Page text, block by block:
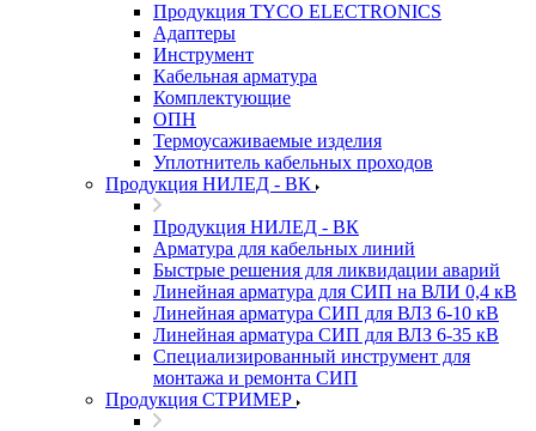
Продукция TYCO ELECTRONICS
Адаптеры
Инструмент
Кабельная арматура
Комплектующие
ОПН
Термоусаживаемые изделия
Уплотнитель кабельных проходов
Продукция НИЛЕД - ВК
Продукция НИЛЕД - ВК
Арматура для кабельных линий
Быстрые решения для ликвидации аварий
Линейная арматура для СИП на ВЛИ 0,4 кВ
Линейная арматура СИП для ВЛЗ 6-10 кВ
Линейная арматура СИП для ВЛЗ 6-35 кВ
Специализированный инструмент для
монтажа и ремонта СИП
Продукция СТРИМЕР